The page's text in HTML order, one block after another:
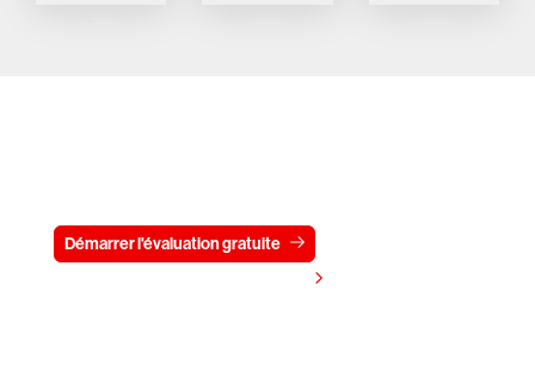
Démarrer l'évaluation gratuite